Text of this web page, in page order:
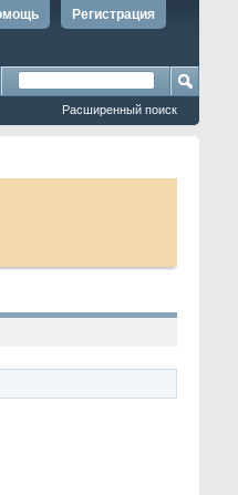
Регистрация
Расширенный поиск